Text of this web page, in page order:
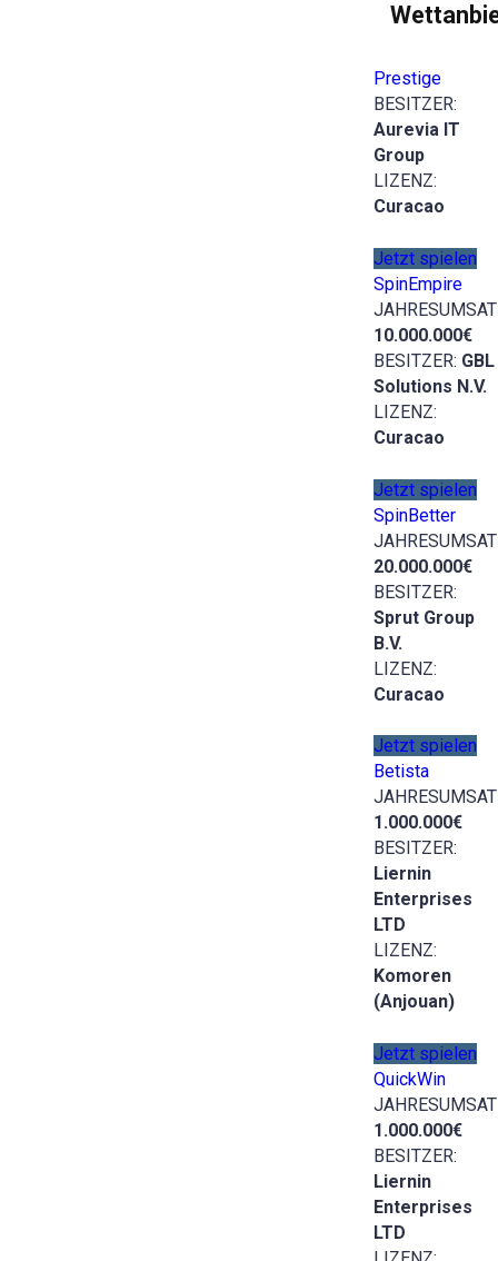
Prestige
BESITZER:
Aurevia IT
Group
LIZENZ:
Curacao
Jetzt spielen
SpinEmpire
10.000.000€
BESITZER: GBL
Solutions N.V.
LIZENZ:
Curacao
Jetzt spielen
SpinBetter
20.000.000€
BESITZER:
Sprut Group
B.V.
LIZENZ:
Curacao
Jetzt spielen
Betista
1.000.000€
BESITZER:
Liernin
Enterprises
LTD
LIZENZ:
Komoren
(Anjouan)
Jetzt spielen
QuickWin
1.000.000€
BESITZER:
Liernin
Enterprises
LTD